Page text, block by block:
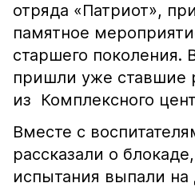
отряда «Патриот»,
памятное
старшего поколения.
пришли уже ставшие
из Комплексного
Вместе с
рассказали о
испытания выпали